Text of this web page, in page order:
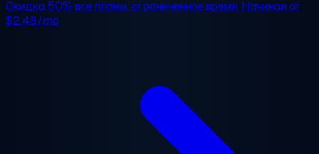
Скидка 50% все планы, ограниченное время. Начиная от
$2.48/mo